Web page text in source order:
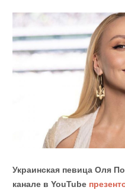
Украинская певица Оля
канале в YouTube